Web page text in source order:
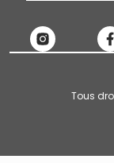
Tous